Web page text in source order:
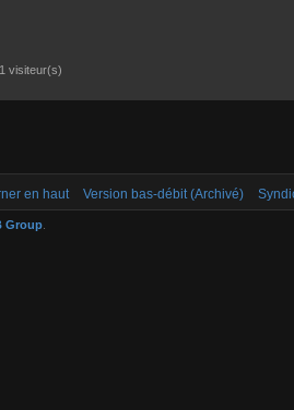
visiteur(s)
en haut Version bas-débit (Archivé)
Group